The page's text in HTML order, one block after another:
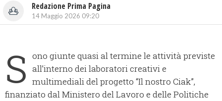
Redazione Prima Pagina
14 Maggio 2026 09:20
S ono giunte quasi al termine le attività previste
all’interno dei laboratori creativi e
multimediali del progetto “Il nostro Ciak”,
finanziato dal Ministero del Lavoro e delle Politiche